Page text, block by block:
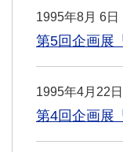
1995年8月 6日
第5回企画展
1995年4月22日
第4回企画展